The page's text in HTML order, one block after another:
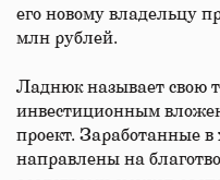
его новому владельцу
млн рублей.
Ладнюк называет свою
инвестиционным
проект. Заработанные в
направлены на